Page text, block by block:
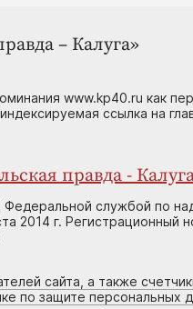
– Калуга»
www.kp40.ru как
ссылка на
правда -
службой по
2014 г.
сайта, а также
по защите персональных